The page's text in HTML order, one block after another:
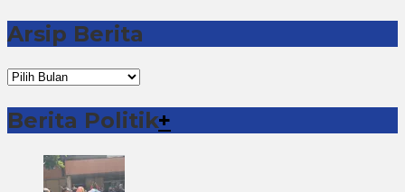
Arsip Berita
Arsip
Berita
Berita Politik+